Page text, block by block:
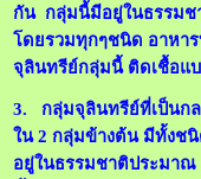
กัน กลุ่มนี้มีอยู่ในธรรมช
โดยรวมทุกๆชนิด อาหา
จุลินทรีย์กลุ่มนี้ ติดเชื้อแ
3.
กลุ่มจุลินทรีย์ที่เป็นก
ใน 2 กลุ่มข้างต้น มีทั้งช
อยู่ในธรรมชาติประมา